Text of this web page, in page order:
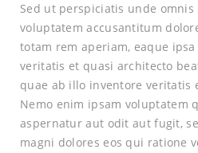
Sed ut perspiciatis unde
voluptatem accusantitum
totam rem aperiam, eaque
veritatis et quasi architecto
quae ab illo inventore veritatis
Nemo enim ipsam voluptatem
aspernatur aut odit aut fugit,
magni dolores eos qui ratione